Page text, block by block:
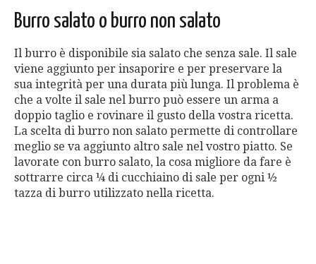
Burro salato o burro non salato
Il burro è disponibile sia salato che senza sale. Il sale
viene aggiunto per insaporire e per preservare la
sua integrità per una durata più lunga. Il problema è
che a volte il sale nel burro può essere un arma a
doppio taglio e rovinare il gusto della vostra ricetta.
La scelta di burro non salato permette di controllare
meglio se va aggiunto altro sale nel vostro piatto. Se
lavorate con burro salato, la cosa migliore da fare è
sottrarre circa ¼ di cucchiaino di sale per ogni ½
tazza di burro utilizzato nella ricetta.